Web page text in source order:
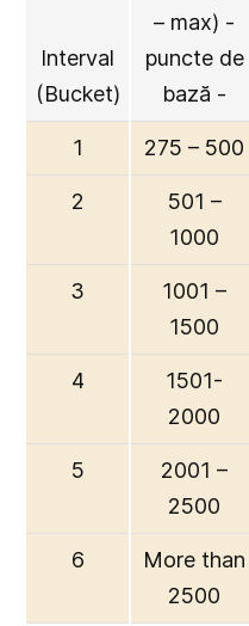
Interval
(Bucket)
– max) -
puncte de
bază -
1 275 – 500
2
501 –
1000
3
1001 –
1500
4
1501-
2000
5
2001 –
2500
6
More than
2500